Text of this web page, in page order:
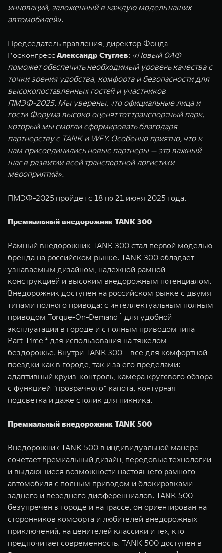
инноваций, заложенный в каждую модель наших
автомобилей».
Председатель правления, директор Фонда
Росконгресс Александр Стуглев: «Новый ОАФ
поможет обеспечить необходимый уровень качества с
точки зрения удобства, комфорта и безопасности для
высокопоставленных гостей и участников
ПМЭФ-2025. Мы уверены, что официальные лица и
гости Форума высоко оценят тот транспортный парк,
который мы смогли сформировать благодаря
партнерству с TANK и WEY. Особенно приятно, что к
нам присоединились новые партнеры — это важный
шаг в развитии всей транспортной логистики
мероприятий».
ПМЭФ-2025 пройдет с 18 по 21 июня 2025 года.
Премиальный внедорожник TANK 300
Рамный внедорожник TANK 300 стал первой моделью
бренда на российском рынке. TANK 300 обладает
узнаваемым дизайном, надежной рамной
конструкцией и высоким внедорожным потенциалом.
Внедорожник доступен на российском рынке c двумя
типами полного привода: с интеллектуальным полным
приводом Torque-On-Demand ¹ для удобной
эксплуатации в городе и с полным приводом типа
Part-Time ² для использования на тяжелом
бездорожье. Внутри TANK 300 – все для комфортной
поездки как в городе, так и за его пределами:
адаптивный круиз-контроль, камера кругового обзора
с функцией “прозрачного” капота, контурная
подсветка и даже столик для пикника.
Премиальный внедорожник TANK 500
Внедорожник TANK 500 в индивидуальной манере
сочетает премиальный дизайн, передовые технологии
и выдающиеся возможности настоящего рамного
автомобиля с полным приводом и блокировками
заднего и переднего дифференциалов. TANK 500
безупречен в городе и на трассе, он ориентирован на
сторонников комфорта и любителей внедорожных
приключений, на ценителей классики и тех, кто
предпочитает современность. TANK 500 доступен в